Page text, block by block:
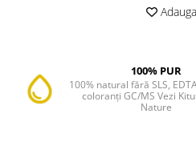
100% PUR
100% natural fără SLS,
coloranți GC/MS Vezi
Nature